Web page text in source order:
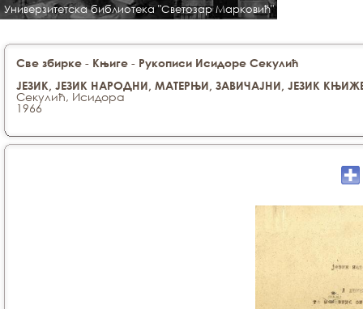
Универзитетска библиотека "Светозар Марковић"
Све збирке - Књиге - Рукописи Исидоре Секулић
ЈЕЗИК, ЈЕЗИК НАРОДНИ, МАТЕРЊИ, ЗАВИЧАЈНИ, ЈЕЗИК
Секулић, Исидора
1966